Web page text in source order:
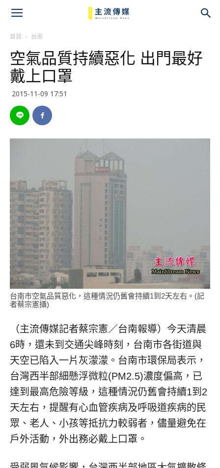
首頁 台南
空氣品質持續惡化 出門最好
戴上口罩
2015-11-09 17:51
台南市空氣品質惡化，這種情況仍舊會持續1到2天左右。(記
者蔡宗憲攝)
（主流傳媒記者蔡宗憲／台南報導）今天清晨
6時，還未到交通尖峰時刻，台南市各街道與
天空已陷入一片灰濛濛。台南市環保局表示，
台灣西半部細懸浮微粒(PM2.5)濃度偏高，已
達到最高危險等級，這種情況仍舊會持續1到2
天左右，提醒有心血管疾病及呼吸道疾病的民
眾、老人、小孩等抵抗力較弱者，儘量避免在
戶外活動，外出務必戴上口罩。